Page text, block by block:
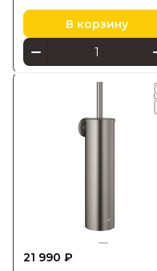
В корзину
21 990 ₽